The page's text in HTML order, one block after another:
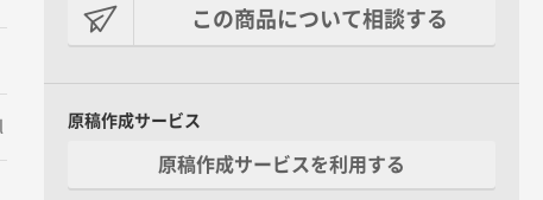
この商品について相談する
原稿作成サービス
原稿作成サービスを利用する